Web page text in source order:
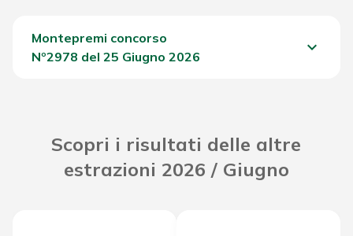
Montepremi concorso
Nº2978 del 25 Giugno 2026
keyboard_arrow_down
Scopri i risultati delle altre
estrazioni 2026 / Giugno